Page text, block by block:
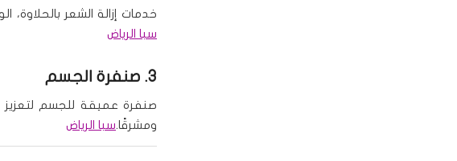
خدمات إزالة الشعر
سبا الرياض
3. صنفرة الجسم
صنفرة عميقة للجسم لتعزيز
ومشرقًا.سبا الرياض